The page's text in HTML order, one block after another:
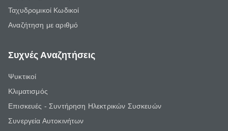
Ταχυδρομικοί Κωδικοί
Αναζήτηση με αριθμό
Συχνές Αναζητήσεις
Ψυκτικοί
Κλιματισμός
Επισκευές - Συντήρηση Ηλεκτρικών Συσκευών
Συνεργεία Αυτοκινήτων